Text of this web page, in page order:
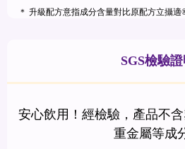
＊ 升級配方意指成分含量對比原配方立攝
SGS檢驗證
安心飲用！經檢驗，產品不含
重金屬等成